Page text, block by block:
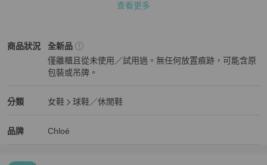
Chloe Lauren運動鞋結合了亞麻與小牛皮材質，提升了舒適性與耐用
設計靈感來自Woody系列，讓您在舒適的同時不失時尚感，是都市女
性的理想選擇。
材質：亞麻與小牛皮混合材質，兼具舒適與耐用。
運動鞋後跟高度：平底
查看更多
商品狀況
Chloé女鞋 商品狀態與細節
全新品
僅離櫃且從未使用／試用過。無任何放置痕跡，可能含原
包裝或吊牌。
分類
Chloé 分類資訊
女鞋
球鞋／休閒鞋
品牌
Chloé 女鞋品牌介紹
Chloé
Chloé 推薦清單